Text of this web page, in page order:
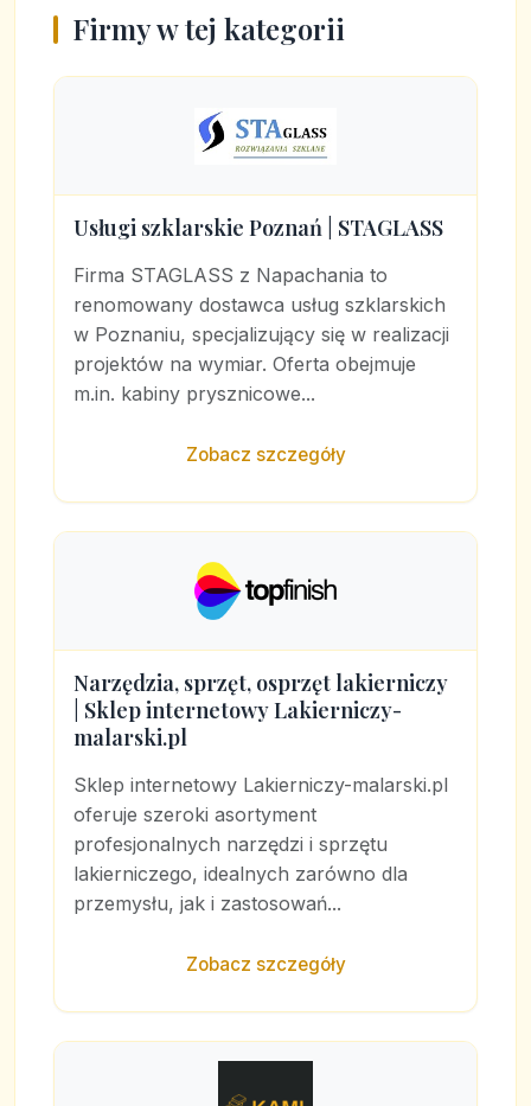
Firmy w tej kategorii
Usługi szklarskie Poznań | STAGLASS
Firma STAGLASS z Napachania to
renomowany dostawca usług szklarskich
w Poznaniu, specjalizujący się w realizacji
projektów na wymiar. Oferta obejmuje
m.in. kabiny prysznicowe...
Zobacz szczegóły
Narzędzia, sprzęt, osprzęt lakierniczy
| Sklep internetowy Lakierniczy-
malarski.pl
Sklep internetowy Lakierniczy-malarski.pl
oferuje szeroki asortyment
profesjonalnych narzędzi i sprzętu
lakierniczego, idealnych zarówno dla
przemysłu, jak i zastosowań...
Zobacz szczegóły